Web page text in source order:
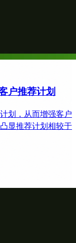
户推荐计划
划，从而增强客户
显推荐计划相较于